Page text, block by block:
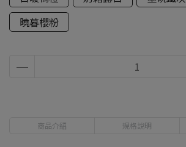
曉暮櫻粉
商品介紹 規格說明